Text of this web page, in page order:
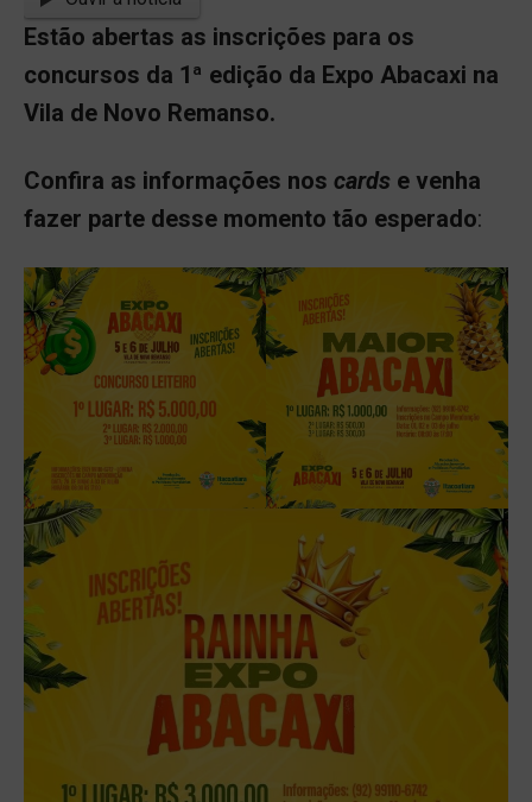
Estão abertas as inscrições para os
concursos da 1ª edição da Expo Abacaxi na
Vila de Novo Remanso.
Confira as informações nos cards e venha
fazer parte desse momento tão esperado: